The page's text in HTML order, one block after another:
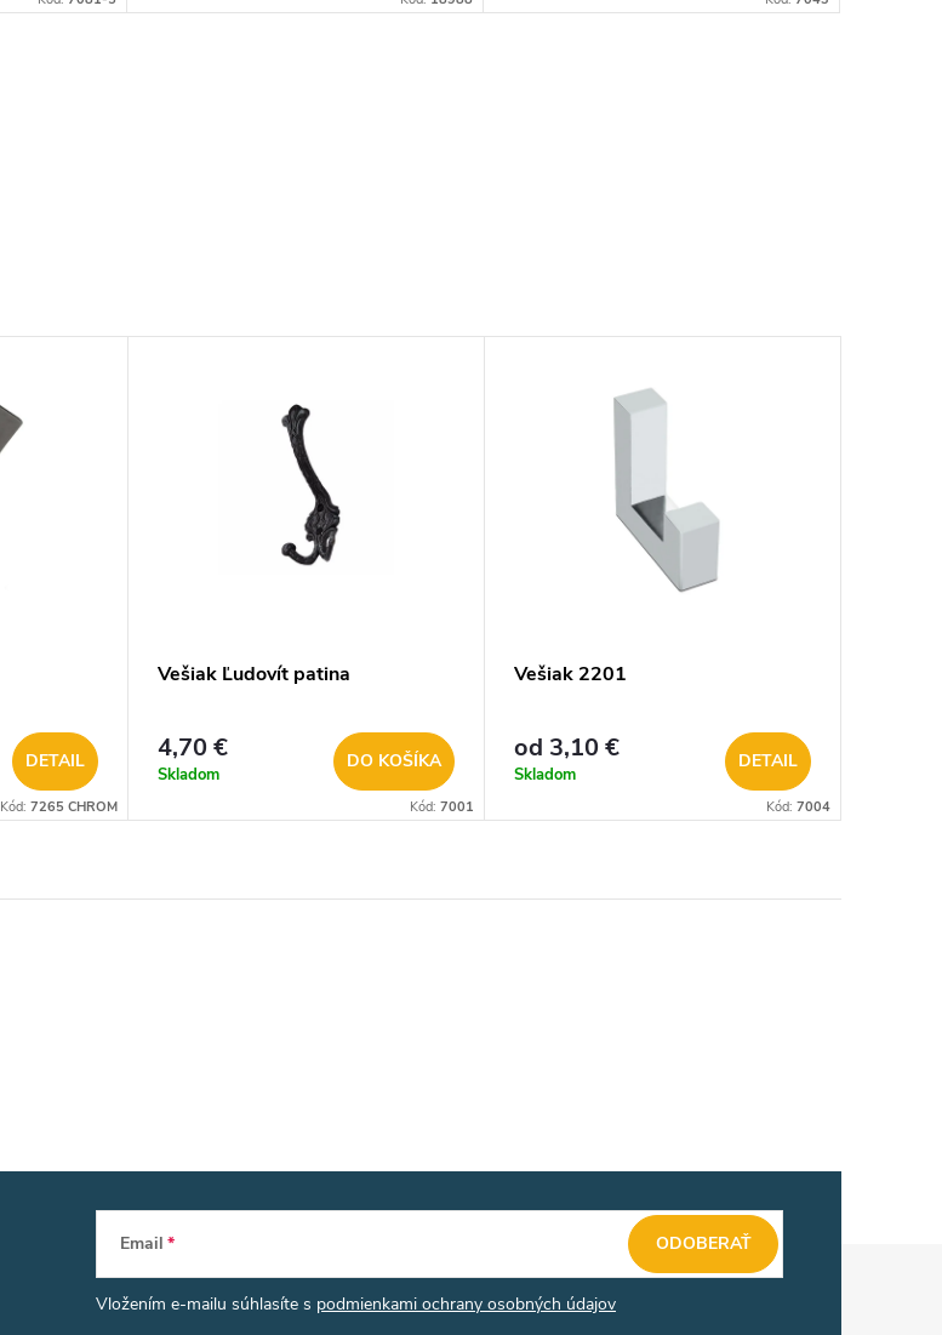
DETAIL
Kód: 7265 CHROM
Vešiak Ľudovít patina
4,70 €
Skladom
DO KOŠÍKA
Kód: 7001
Vešiak 2201
od 3,10 €
Skladom
DETAIL
Kód: 7004
Email
Vložením e-mailu súhlasíte s podmienkami ochrany osobných údajov
ODOBERAŤ